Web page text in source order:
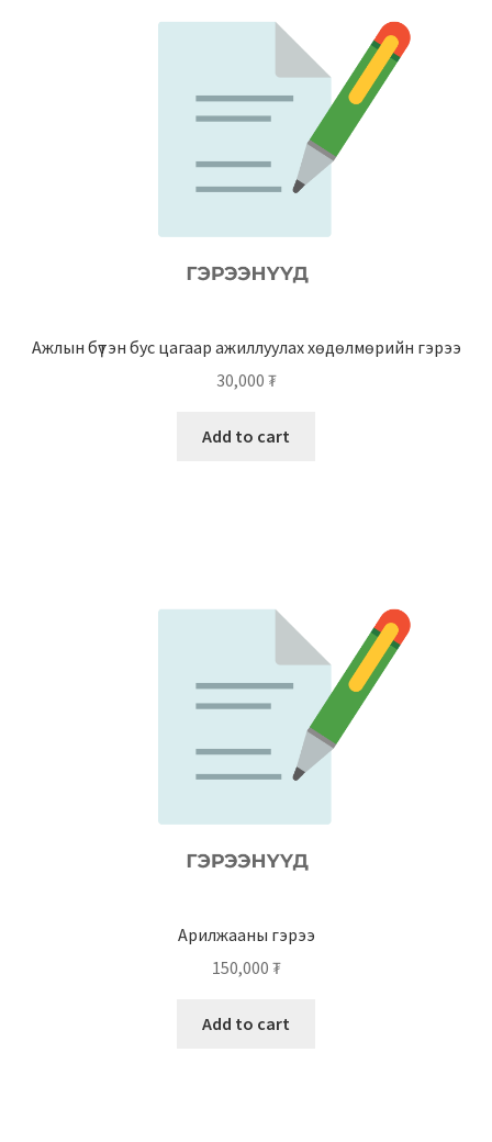
Ажлын бүтэн бус цагаар ажиллуулах хөдөлмөрийн гэрээ
30,000 ₮
Add to cart
Арилжааны гэрээ
150,000 ₮
Add to cart